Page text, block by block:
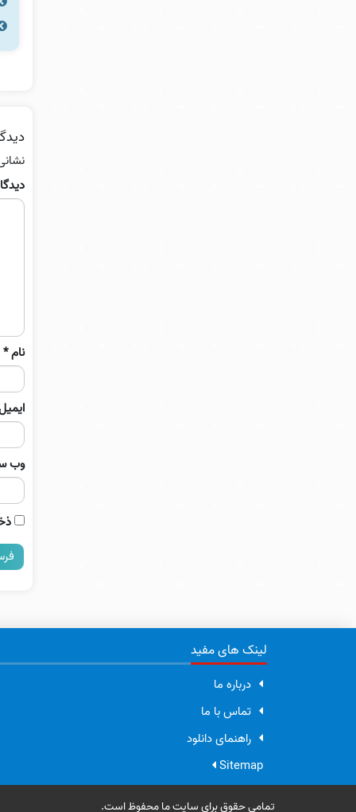
نام*
وب‌
لینک های مفید
درباره ما
تماس با ما
راهنمای دانلود
Sitemap
تمامی حقوق برای سایت ما محفوظ است.